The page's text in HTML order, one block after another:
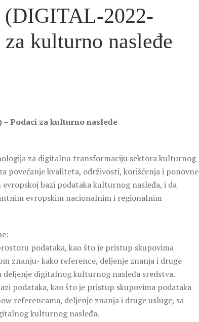
(DIGITAL-2022-
kulturno nasleđe
Podaci za kulturno nasleđe
za digitalnu transformaciju sektora kulturnog
povećanje kvaliteta, održivosti, korišćenja i ponovne
bazi podataka kulturnog nasleđa, i da
evropskim nacionalnim i regionalnim
podataka, kao što je pristup skupovima
znanju- kako reference, deljenje znanja i druge
digitalnog kulturnog nasleđa sredstva.
podataka, kao što je pristup skupovima podataka
referencama, deljenje znanja i druge usluge, sa
kulturnog nasleđa.